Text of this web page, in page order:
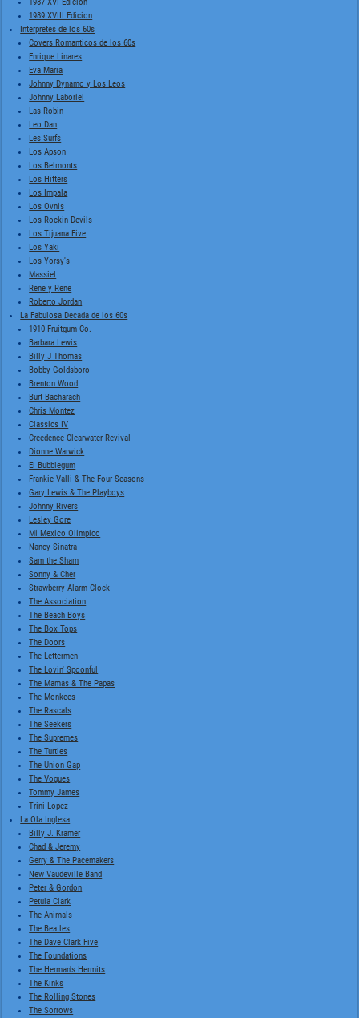
1989 XVIII Edicion
Interpretes de los 60s
Covers Romanticos de los 60s
Enrique Linares
Eva Maria
Johnny Dynamo y Los Leos
Johnny Laboriel
Las Robin
Leo Dan
Les Surfs
Los Apson
Los Belmonts
Los Hitters
Los Impala
Los Ovnis
Los Rockin Devils
Los Tijuana Five
Los Yaki
Los Yorsy's
Massiel
Rene y Rene
Roberto Jordan
La Fabulosa Decada de los 60s
1910 Fruitgum Co.
Barbara Lewis
Billy J Thomas
Bobby Goldsboro
Brenton Wood
Burt Bacharach
Chris Montez
Classics IV
Creedence Clearwater Revival
Dionne Warwick
El Bubblegum
Frankie Valli & The Four Seasons
Gary Lewis & The Playboys
Johnny Rivers
Lesley Gore
Mi Mexico Olimpico
Nancy Sinatra
Sam the Sham
Sonny & Cher
Strawberry Alarm Clock
The Association
The Beach Boys
The Box Tops
The Doors
The Lettermen
The Lovin' Spoonful
The Mamas & The Papas
The Monkees
The Rascals
The Seekers
The Supremes
The Turtles
The Union Gap
The Vogues
Tommy James
Trini Lopez
La Ola Inglesa
Billy J. Kramer
Chad & Jeremy
Gerry & The Pacemakers
New Vaudeville Band
Peter & Gordon
Petula Clark
The Animals
The Beatles
The Dave Clark Five
The Foundations
The Herman's Hermits
The Kinks
The Rolling Stones
The Sorrows